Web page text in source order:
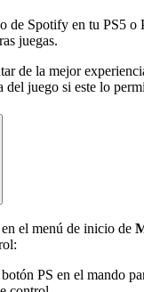
de Spotify en tu PS5 o
juegas.
de la mejor
del juego si este lo
el menú de inicio de
PS en el mando